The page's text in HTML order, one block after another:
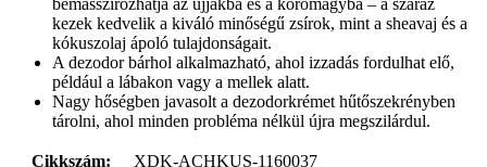
kezek kedvelik a kiváló minőségű zsírok, mint a sheavaj és a
kókuszolaj ápoló tulajdonságait.
A dezodor bárhol alkalmazható, ahol izzadás fordulhat elő,
például a lábakon vagy a mellek alatt.
Nagy hőségben javasolt a dezodorkrémet hűtőszekrényben
tárolni, ahol minden probléma nélkül újra megszilárdul.
Cikkszám:
XDK-ACHKUS-1160037